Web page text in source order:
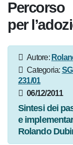
Percorso
per
Autore:
Categoria:
231/01
06/12/2011
Sintesi dei
e
Rolando